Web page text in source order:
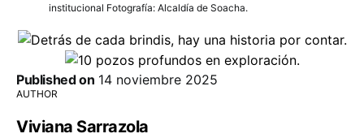
institucional Fotografía: Alcaldía de Soacha.
Published on 14 noviembre 2025
AUTHOR
Viviana Sarrazola